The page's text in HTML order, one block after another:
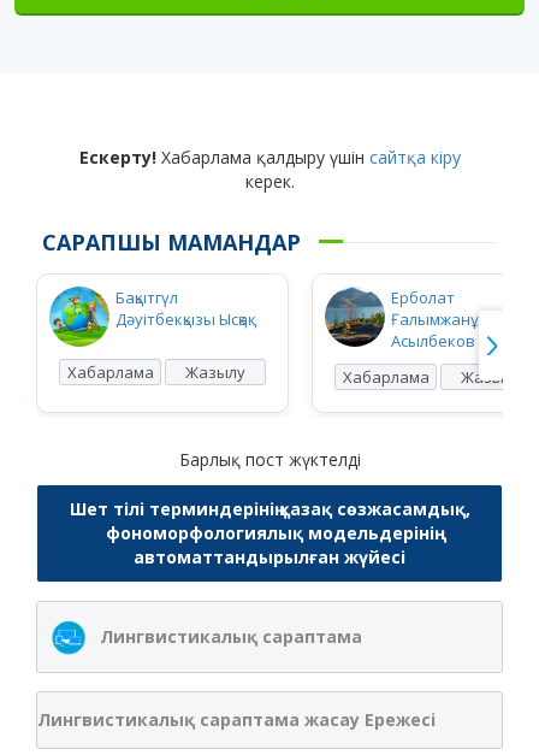
Ескерту!Хабарлама қалдыру үшін сайтқа кіру
керек.
САРАПШЫ МАМАНДАР
Бақытгүл
Дәуітбекқызы Ысқақ
Хабарлама Жазылу
Ерболат
Ғалымжанұлы
Асылбеков
Хабарлама
Жазылу
Барлық пост жүктелді
Шет тілі терминдерінің қазақ сөзжасамдық,
фономорфологиялық модельдерінің
автоматтандырылған жүйесі
Лингвистикалық сараптама
Лингвистикалық сараптама жасау Ережесі